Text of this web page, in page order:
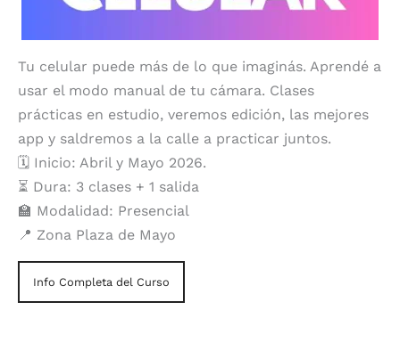
Tu celular puede más de lo que imaginás. Aprendé a
usar el modo manual de tu cámara. Clases
prácticas en estudio, veremos edición, las mejores
app y saldremos a la calle a practicar juntos.
🗓️ Inicio: Abril y Mayo 2026.
⏳ Dura: 3 clases + 1 salida
🏫 Modalidad: Presencial
📍 Zona Plaza de Mayo
Info Completa del Curso